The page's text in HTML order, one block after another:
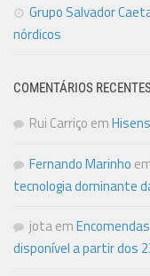
Grupo Salvador
nórdicos
COMENTÁRIOS RECENTES
Rui Carriço em
Fernando Marinho
tecnologia dominante
jotaem
disponível a partir dos